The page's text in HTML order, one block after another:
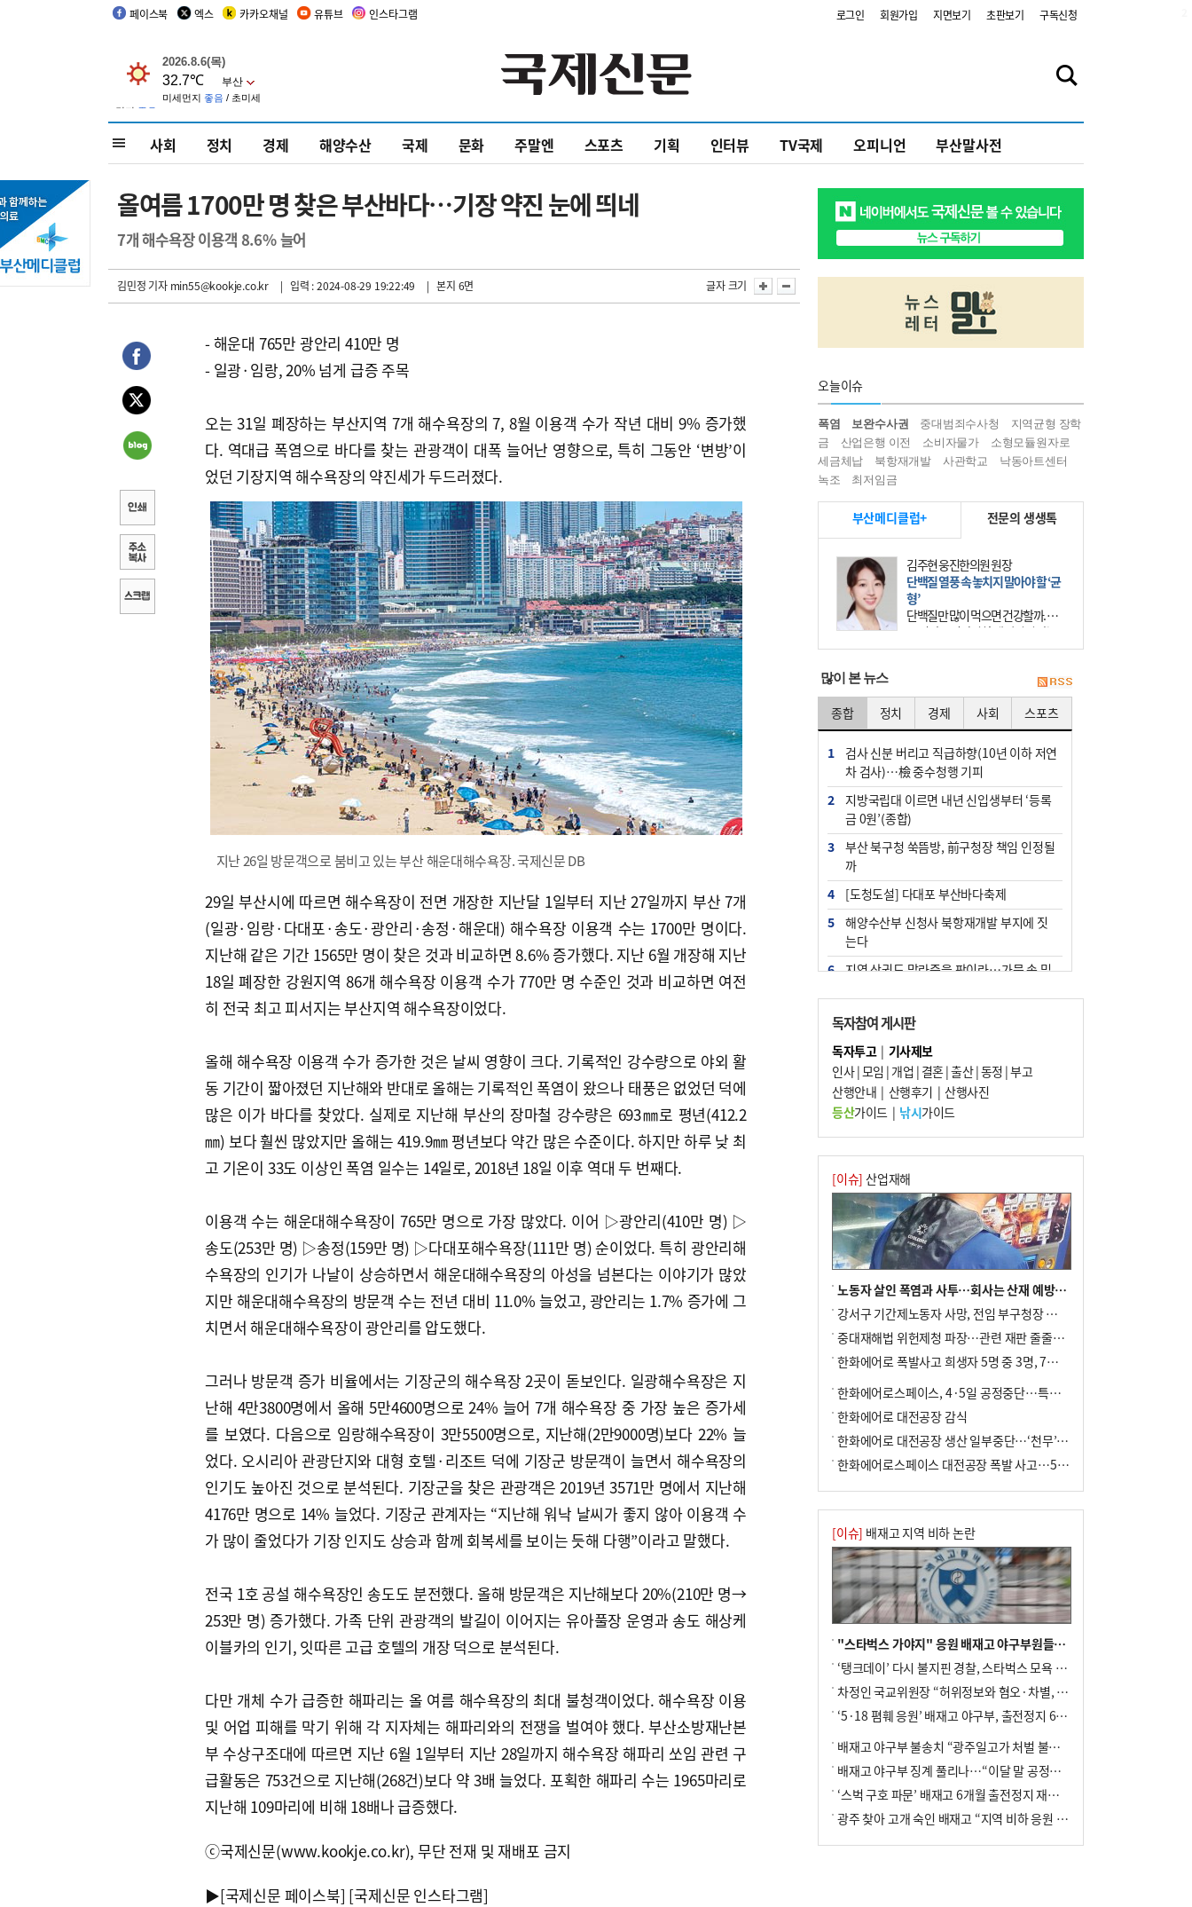
페이스북 엑스 카카오채널 유튜브 인스타그램 로그인 회원가입 지면보기 초판보기 구독신청
사회 정치 경제 해양수산 국제 문화 주말엔 스포츠 기획 인터뷰 TV국제 오피니언 부산말사전
올여름 1700만 명 찾은 부산바다…기장 약진 눈에 띄네
7개 해수욕장 이용객 8.6% 늘어
김민정 기자min55@kookje.co.kr | 입력 : 2024-08-29 19:22:49 | 본지 6면 글자 크기
- 해운대 765만 광안리 410만 명
- 일광·임랑, 20% 넘게 급증 주목
오는 31일 폐장하는 부산지역 7개 해수욕장의 7, 8월 이용객 수가 작년 대비 9% 증가했
다. 역대급 폭염으로 바다를 찾는 관광객이 대폭 늘어난 영향으로, 특히 그동안 ‘변방’이
었던 기장지역 해수욕장의 약진세가 두드러졌다.
지난 26일 방문객으로 붐비고 있는 부산 해운대해수욕장. 국제신문 DB
29일 부산시에 따르면 해수욕장이 전면 개장한 지난달 1일부터 지난 27일까지 부산 7개
(일광·임랑·다대포·송도·광안리·송정·해운대) 해수욕장 이용객 수는 1700만 명이다.
지난해 같은 기간 1565만 명이 찾은 것과 비교하면 8.6% 증가했다. 지난 6월 개장해 지난
18일 폐장한 강원지역 86개 해수욕장 이용객 수가 770만 명 수준인 것과 비교하면 여전
히 전국 최고 피서지는 부산지역 해수욕장이었다.
올해 해수욕장 이용객 수가 증가한 것은 날씨 영향이 크다. 기록적인 강수량으로 야외 활
동 기간이 짧아졌던 지난해와 반대로 올해는 기록적인 폭염이 왔으나 태풍은 없었던 덕에
많은 이가 바다를 찾았다. 실제로 지난해 부산의 장마철 강수량은 693㎜로 평년(412.2
㎜) 보다 훨씬 많았지만 올해는 419.9㎜ 평년보다 약간 많은 수준이다. 하지만 하루 낮 최
고 기온이 33도 이상인 폭염 일수는 14일로, 2018년 18일 이후 역대 두 번째다.
이용객 수는 해운대해수욕장이 765만 명으로 가장 많았다. 이어 ▷광안리(410만 명) ▷
송도(253만 명) ▷송정(159만 명) ▷다대포해수욕장(111만 명) 순이었다. 특히 광안리해
수욕장의 인기가 나날이 상승하면서 해운대해수욕장의 아성을 넘본다는 이야기가 많았
지만 해운대해수욕장의 방문객 수는 전년 대비 11.0% 늘었고, 광안리는 1.7% 증가에 그
치면서 해운대해수욕장이 광안리를 압도했다.
그러나 방문객 증가 비율에서는 기장군의 해수욕장 2곳이 돋보인다. 일광해수욕장은 지
난해 4만3800명에서 올해 5만4600명으로 24% 늘어 7개 해수욕장 중 가장 높은 증가세
를 보였다. 다음으로 임랑해수욕장이 3만5500명으로, 지난해(2만9000명)보다 22% 늘
었다. 오시리아 관광단지와 대형 호텔·리조트 덕에 기장군 방문객이 늘면서 해수욕장의
인기도 높아진 것으로 분석된다. 기장군을 찾은 관광객은 2019년 3571만 명에서 지난해
4176만 명으로 14% 늘었다. 기장군 관계자는 “지난해 워낙 날씨가 좋지 않아 이용객 수
가 많이 줄었다가 기장 인지도 상승과 함께 회복세를 보이는 듯해 다행”이라고 말했다.
전국 1호 공설 해수욕장인 송도도 분전했다. 올해 방문객은 지난해보다 20%(210만 명→
253만 명) 증가했다. 가족 단위 관광객의 발길이 이어지는 유아풀장 운영과 송도 해상케
이블카의 인기, 잇따른 고급 호텔의 개장 덕으로 분석된다.
다만 개체 수가 급증한 해파리는 올 여름 해수욕장의 최대 불청객이었다. 해수욕장 이용
및 어업 피해를 막기 위해 각 지자체는 해파리와의 전쟁을 벌여야 했다. 부산소방재난본
부 수상구조대에 따르면 지난 6월 1일부터 지난 28일까지 해수욕장 해파리 쏘임 관련 구
급활동은 753건으로 지난해(268건)보다 약 3배 늘었다. 포획한 해파리 수는 1965마리로
지난해 109마리에 비해 18배나 급증했다.
ⓒ국제신문(www.kookje.co.kr), 무단 전재 및 재배포 금지
▶[국제신문 페이스북] [국제신문 인스타그램]
오늘이슈
폭염 보완수사권 중대범죄수사청
지역균형 장학
금
산업은행 이전 소비자물가
소형모듈원자로
세금체납
북항재개발 사관학교
낙동아트센터
녹조
최저임금
부산메디클럽+ 전문의 생생톡
김주현 웅진한의원 원장
단백질 열풍 속 놓치지 말아야 할 ‘균
형’
단백질만 많이 먹으면 건강할까. 요
즘 건강을 이야기할 때 빠지지 않는
키워드가 단백질이다. 헬스장을 다니
많이 본 뉴스
종합 정치 경제 사회 스포츠
1
검사 신분 버리고 직급하향(10년 이하 저연
차 검사)…檢 중수청행 기피
2
지방국립대 이르면 내년 신입생부터 ‘등록
금 0원’(종합)
3
부산 북구청 쑥뜸방, 前구청장 책임 인정될
까
4
[도청도설] 다대포 부산바다축제
5
해양수산부 신청사 북항재개발 부지에 짓
는다
6
지역 상권도 말라죽을 판이라…가뭄 속 밀
7
법원, 단차 논란 북항 복합환승센터 공사중
지 관련 현장검증
8
통영시민 추석 전 35만 원 받는다
9
부산 철강공장 50대 노동자 추락사
10 국힘 부산시당, ‘정이한 조력’ 시의원 윤리
위에…‘한동훈 지지’도 신고접수
독자참여 게시판
독자투고| 기사제보
인사|모임 | 개업 | 결혼|출산|동정 |부고
산행안내 | 산행후기 | 산행사진
등산가이드| 낚시가이드
[이슈] 산업재해
노동자 살인 폭염과 사투…회사는 산재 예방·전기료 절감 전력
강서구 기간제노동자 사망, 전임 부구청장 檢 송치
중대재해법 위헌제청 파장…관련 재판 줄줄이 브레이크
한화에어로 폭발사고 희생자 5명 중 3명, 7일 영면
한화에어로스페이스, 4·5일 공정중단…특별 안전점검
한화에어로 대전공장 감식
한화에어로 대전공장 생산 일부중단…‘천무’ 수출 비상
한화에어로스페이스 대전공장 폭발 사고…5명 사망·2명 부상(종합)
[이슈] 배재고 지역 비하 논란
"스타벅스 가야지" 응원 배재고 야구부원들, 학교서 징계 처분
‘탱크데이’ 다시 불지핀 경찰, 스타벅스 모욕 혐의 압수수색
차정인 국교위원장 “허위정보와 혐오·차별, 학교 교실까지 유입"
‘5·18 폄훼 응원’ 배재고 야구부, 출전정지 6개월→1개월 감경
배재고 야구부 불송치 “광주일고가 처벌 불원 의사 표해”
배재고 야구부 징계 풀리나…“이달 말 공정위서 재심의”
‘스벅 구호 파문’ 배재고 6개월 출전정지 재심 신청키로
광주 찾아 고개 숙인 배재고 “지역 비하 응원 잘못”(종합)